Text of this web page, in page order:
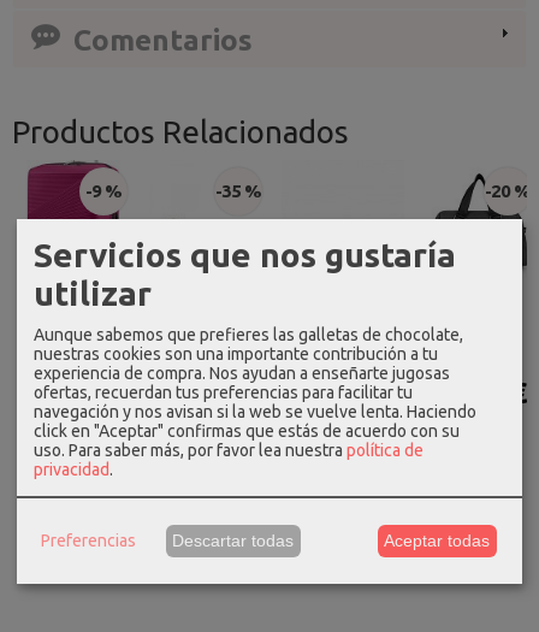
Comentarios
Productos Relacionados
Billetero biba
piel
caballero...
35,00 €
-20 %
bandolera
gabol...
34,39 €
42,99 €
bandolera
don algodon
gris...
25,19 €
35,99 €
-20 %
bandolera
don algodon
47,99 €
Servicios que nos gustaría
utilizar
Aunque sabemos que prefieres las galletas de chocolate,
nuestras cookies son una importante contribución a tu
experiencia de compra. Nos ayudan a enseñarte jugosas
ofertas, recuerdan tus preferencias para facilitar tu
navegación y nos avisan si la web se vuelve lenta. Haciendo
click en "Aceptar" confirmas que estás de acuerdo con su
uso. Para saber más, por favor lea nuestra política de
privacidad.
Preferencias Descartar todas Aceptar todas